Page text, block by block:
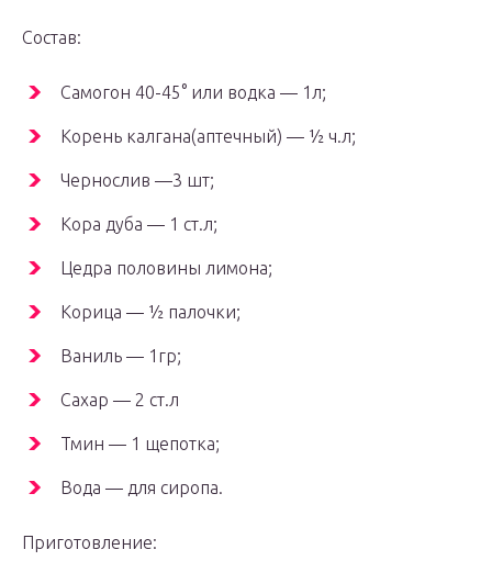
Состав:
Самогон 40-45° или водка — 1л;
Корень калгана(аптечный) — ½ ч.л;
Чернослив —3 шт;
Кора дуба — 1 ст.л;
Цедра половины лимона;
Корица — ½ палочки;
Ваниль — 1гр;
Сахар — 2 ст.л
Тмин — 1 щепотка;
Вода — для сиропа.
Приготовление: